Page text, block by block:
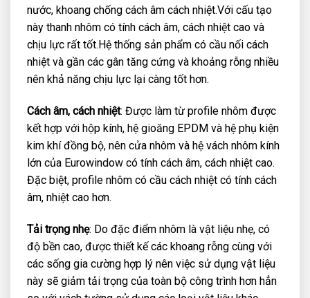
nước, khoang chống cách âm cách nhiệt.Với cấu tạo
này thanh nhôm có tính cách âm, cách nhiệt cao và
chịu lực rất tốt.Hệ thống sản phẩm có cầu nối cách
nhiệt và gần các gân tăng cứng và khoảng rỗng nhiều
nên khả năng chịu lực lại càng tốt hơn.
Cách âm, cách nhiệt: Được làm từ profile nhôm được
kết hợp với hộp kính, hệ gioăng EPDM và hệ phụ kiện
kim khí đồng bộ, nên cửa nhôm và hệ vách nhôm kính
lớn của Eurowindow có tính cách âm, cách nhiệt cao.
Đặc biệt, profile nhôm có cầu cách nhiệt có tính cách
âm, nhiệt cao hơn.
Tải trọng nhẹ: Do đặc điểm nhôm là vật liệu nhẹ, có
độ bền cao, được thiết kế các khoang rỗng cùng với
các sống gia cường hợp lý nên việc sử dụng vật liệu
này sẽ giảm tải trọng của toàn bộ công trình hơn hẳn